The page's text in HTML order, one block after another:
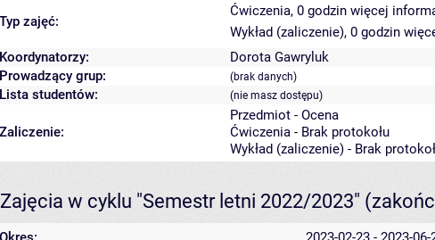
Typ zajęć:
Ćwiczenia, 0 godzin więcej
Wykład (zaliczenie), 0 godzin
Koordynatorzy:
Dorota Gawryluk
Prowadzący grup:
(brak danych)
Lista studentów: (nie masz dostępu)
Zaliczenie:
Przedmiot - Ocena
Ćwiczenia - Brak protokołu
Wykład (zaliczenie) - Brak
Zajęcia w cyklu "Semestr letni 2022/2023"